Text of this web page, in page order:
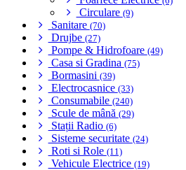
Circulare (9)
Sanitare (70)
Drujbe (27)
Pompe & Hidrofoare (49)
Casa si Gradina (75)
Bormasini (39)
Electrocasnice (33)
Consumabile (240)
Scule de mână (29)
Stații Radio (6)
Sisteme securitate (24)
Roti si Role (11)
Vehicule Electrice (19)